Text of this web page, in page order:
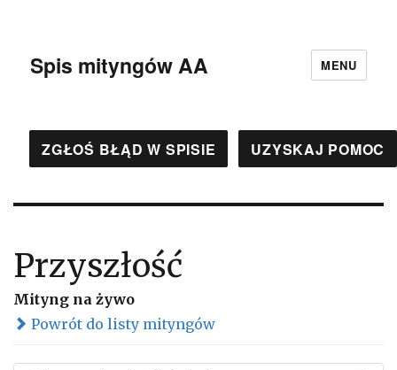
Spis mityngów AA MENU
ZGŁOŚ BŁĄD W SPISIE UZYSKAJ POMOC
Przyszłość
Mityng na żywo
Powrót do listy mityngów